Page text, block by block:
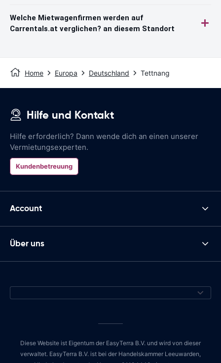
Welche Mietwagenfirmen werden auf
Carrentals.at verglichen? an diesem Standort
Home Europa Deutschland Tettnang
Hilfe und Kontakt
Hilfe erforderlich? Dann wende dich an einen unserer
Vermietungsexperten.
Kundenbetreuung
Account
Über uns
Diese Website ist Eigentum der EasyTerra B.V. und wird von dieser
verwaltet. EasyTerra B.V. ist bei der Handelskammer Leeuwarden,